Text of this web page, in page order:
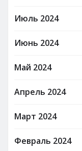
Июль 2024
Июнь 2024
Май 2024
Апрель 2024
Март 2024
Февраль 2024